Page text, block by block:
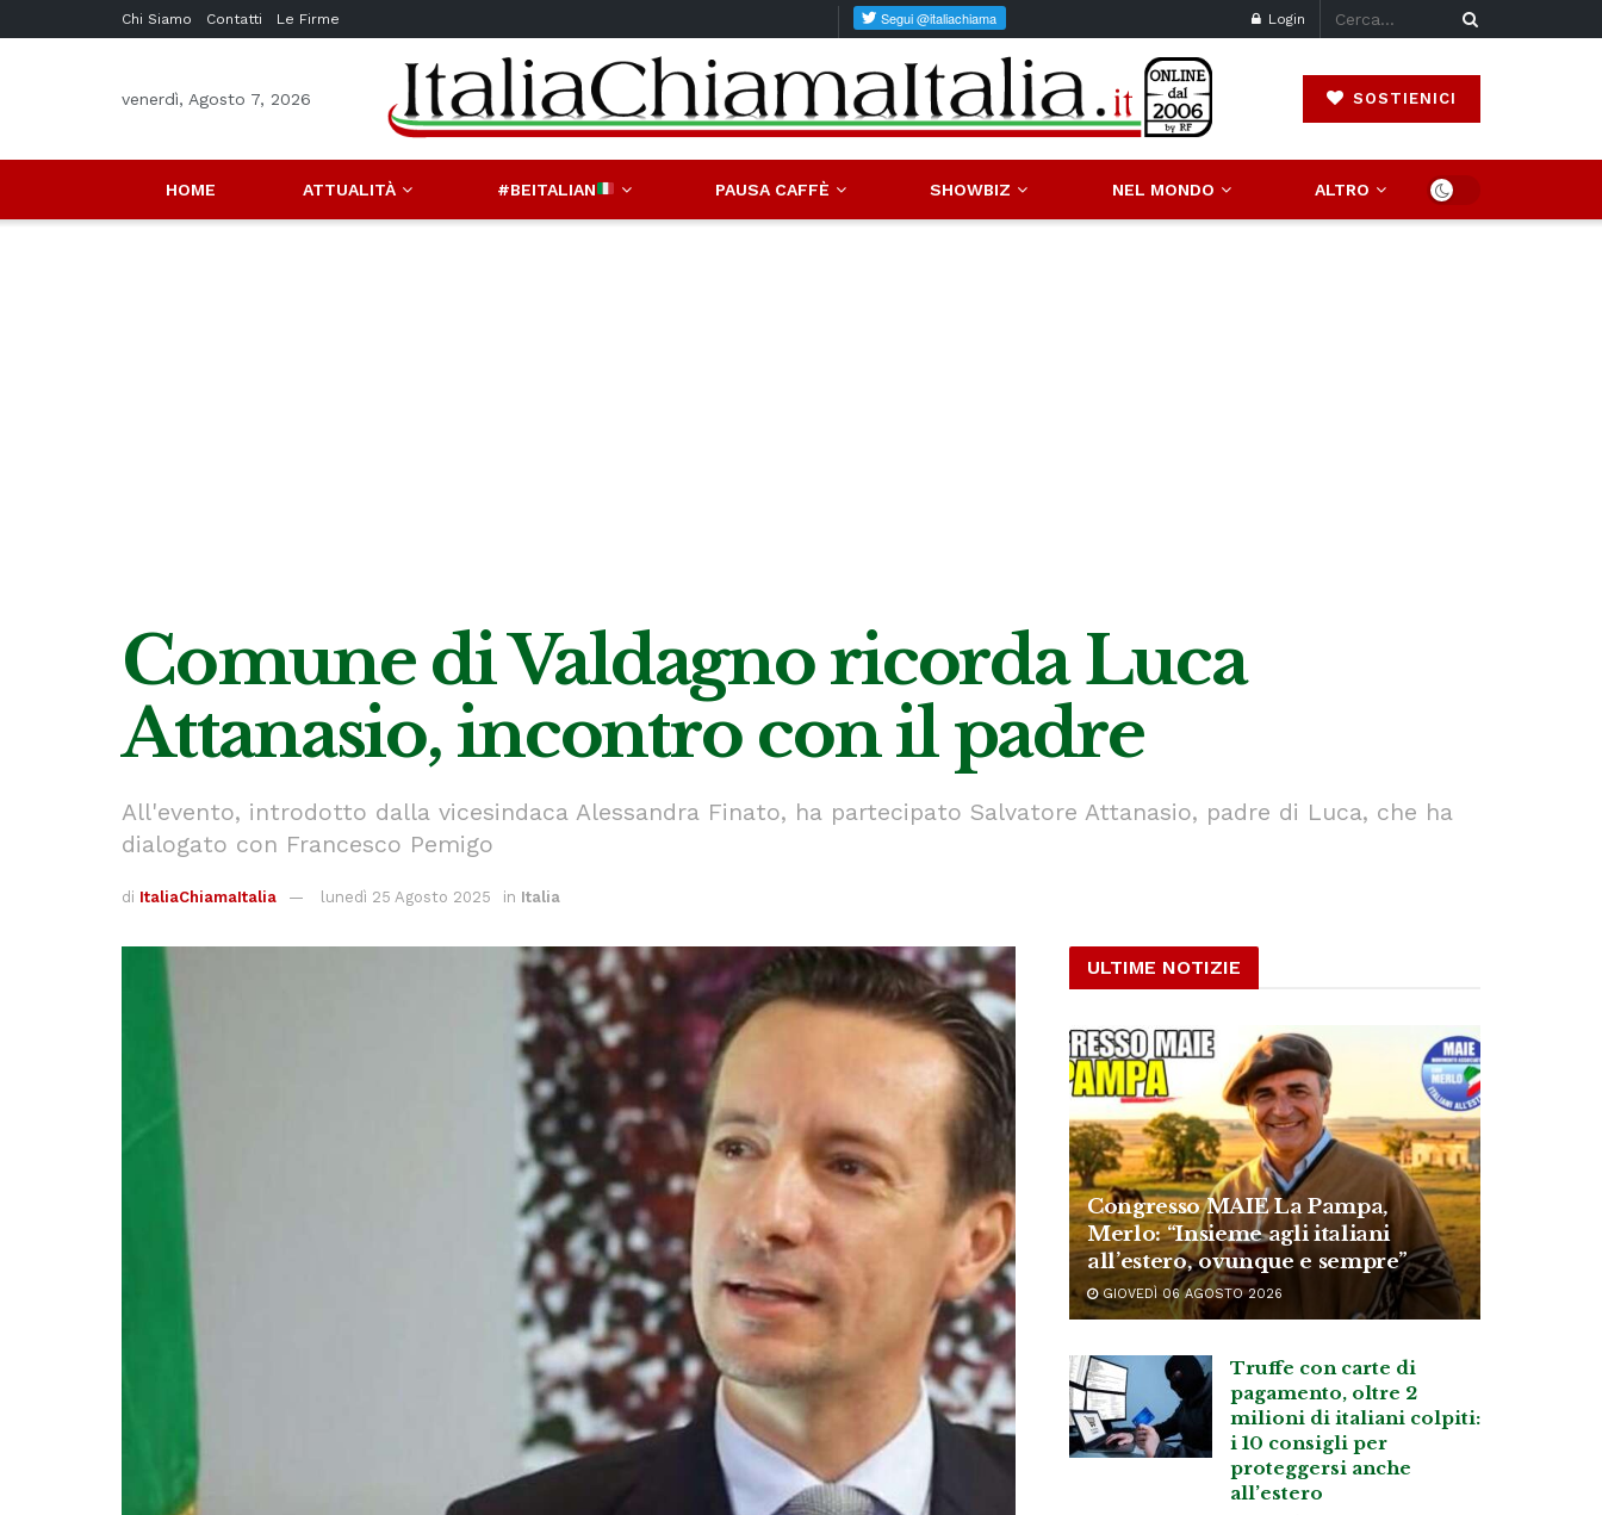
Chi Siamo Contatti Le Firme Login
venerdì, Agosto 7, 2026 SOSTIENICI
HOME ATTUALITÀ #BEITALIAN PAUSA CAFFÈ SHOWBIZ NEL MONDO ALTRO
Comune di Valdagno ricorda Luca
Attanasio, incontro con il padre
All'evento, introdotto dalla vicesindaca Alessandra Finato, ha partecipato Salvatore Attanasio, padre di Luca, che ha
dialogato con Francesco Pemigo
di ItaliaChiamaItalia lunedì 25 Agosto 2025 in Italia
ULTIME NOTIZIE
Congresso MAIE La Pampa,
Merlo: “Insieme agli italiani
all’estero, ovunque e sempre”
GIOVEDÌ 06 AGOSTO 2026
Truffe con carte di
pagamento, oltre 2
milioni di italiani colpiti:
i 10 consigli per
proteggersi anche
all’estero